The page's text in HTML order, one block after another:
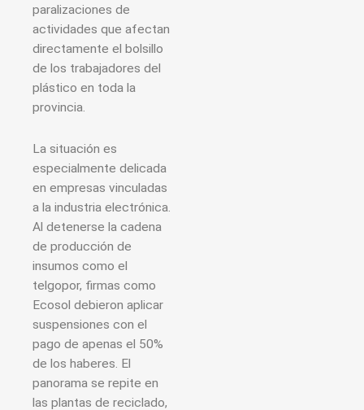
paralizaciones de
actividades que afectan
directamente el bolsillo
de los trabajadores del
plástico en toda la
provincia.
La situación es
especialmente delicada
en empresas vinculadas
a la industria electrónica.
Al detenerse la cadena
de producción de
insumos como el
telgopor, firmas como
Ecosol debieron aplicar
suspensiones con el
pago de apenas el 50%
de los haberes. El
panorama se repite en
las plantas de reciclado,